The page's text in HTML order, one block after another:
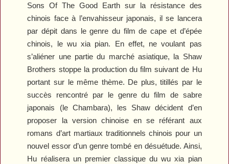
Sons Of The Good Earth sur la résistance des
chinois face à l’envahisseur japonais, il se lancera
par dépit dans le genre du film de cape et d’épée
chinois, le wu xia pian. En effet, ne voulant pas
s’aliéner une partie du marché asiatique, la Shaw
Brothers stoppe la production du film suivant de Hu
portant sur le même thème. De plus, titillés par le
succès rencontré par le genre du film de sabre
japonais (le Chambara), les Shaw décident d’en
proposer la version chinoise en se référant aux
romans d’art martiaux traditionnels chinois pour un
nouvel essor d’un genre tombé en désuétude. Ainsi,
Hu réalisera un premier classique du wu xia pian